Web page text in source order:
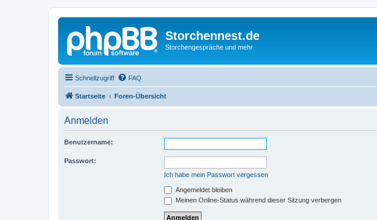
Storchennest.de
Storchengespräche und mehr
Schnellzugriff FAQ
Startseite Foren-Übersicht
Anmelden
Benutzername:
Passwort:
Ich habe mein Passwort vergessen
Angemeldet bleiben
Meinen Online-Status während dieser Sitzung verbergen